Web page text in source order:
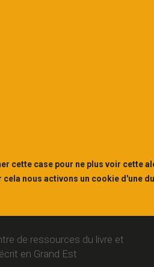
newsletter
de ressources du livre et
en Grand Est
cette case pour ne plus voir cette
cela nous activons un cookie d'une